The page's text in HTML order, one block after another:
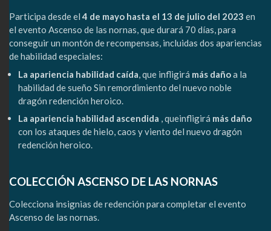
Participa desde el4 de mayo hasta el 13 de julio del 2023 en
el evento Ascenso de las nornas, que durará 70 días, para
conseguir un montón de recompensas, incluidas dos apariencias
de habilidad especiales:
La apariencia habilidad caída , que infligirá más dañoa la
habilidad de sueño Sin remordimiento del nuevo noble
dragón redención heroico.
La apariencia habilidad ascendida , queinfligirá más daño
con los ataques de hielo, caos y viento del nuevo dragón
redención heroico.
COLECCIÓN ASCENSO DE LAS NORNAS
Colecciona insignias de redención para completar el evento
Ascenso de las nornas.